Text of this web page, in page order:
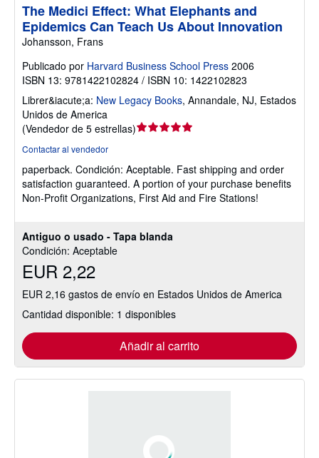
Antiguo o usado - Tapa blanda
Condición: Aceptable
EUR 2,22
EUR 2,16 gastos de envío en Estados Unidos de America
Cantidad disponible: 1 disponibles
Añadir al carrito
The Medici Effect: What Elephants and
Epidemics Can Teach Us About Innovation
Johansson, Frans
Publicado por Harvard Business School Press 2006
ISBN 13: 9781422102824 / ISBN 10: 1422102823
Librer&iacute;a: New Legacy Books, Annandale, NJ, Estados
Unidos de America
(Vendedor de 5 estrellas)Calificación
5
de
5
Contactar al vendedor
paperback. Condición: Aceptable. Fast shipping and order
satisfaction guaranteed. A portion of your purchase benefits
Non-Profit Organizations, First Aid and Fire Stations!